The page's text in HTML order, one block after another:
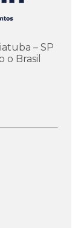
– SP
o Brasil